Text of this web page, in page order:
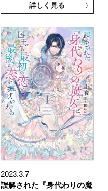
詳しく見る
2023.3.7
誤解された『身代わりの魔